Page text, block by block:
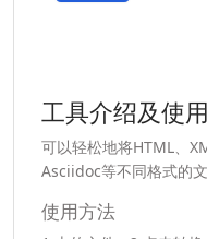
工具介绍及使
可以轻松地将HTML、
Asciidoc等不同格式的
使用方法